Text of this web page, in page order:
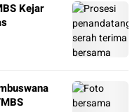
Kejar